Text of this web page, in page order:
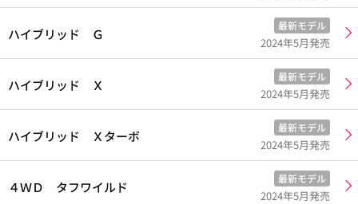
ハイブリッド Ｇ
最新モデル
2024年5月発売
ハイブリッド Ｘ
最新モデル
2024年5月発売
ハイブリッド Ｘターボ
最新モデル
2024年5月発売
４ＷＤ タフワイルド
最新モデル
2024年5月発売